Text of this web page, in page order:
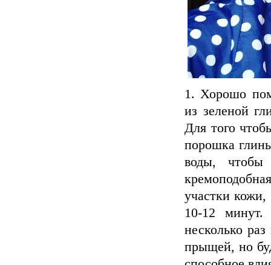
1. Хорошо
из зеленой
Для того
порошка
воды, чтобы
участки
10-12 минут.
несколько
прыщей, но